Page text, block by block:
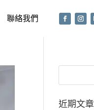
聯絡我們
近期文章